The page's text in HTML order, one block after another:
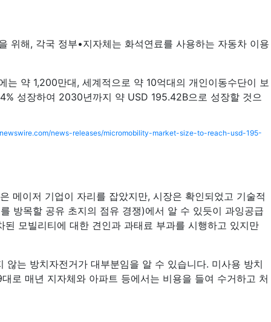
위해, 각국 정부•지자체는 화석연료를 사용하는 자동차 이용
약 1,200만대, 세계적으로 약 10억대의 개인이동수단이 보
성장하여 2030년까지 약 USD 195.42B으로 성장할 것으
news-releases/micromobility-market-size-to-reach-usd-195-
메이저 기업이 자리를 잡았지만, 시장은 확인되었고 기술적
방목할 공유 초지의 점유 경쟁)에서 알 수 있듯이 과잉공급
모빌리티에 대한 견인과 과태료 부과를 시행하고 있지만
는 방치자전거가 대부분임을 알 수 있습니다. 미사용 방치
로 매년 지자체와 아파트 등에서는 비용을 들여 수거하고 처